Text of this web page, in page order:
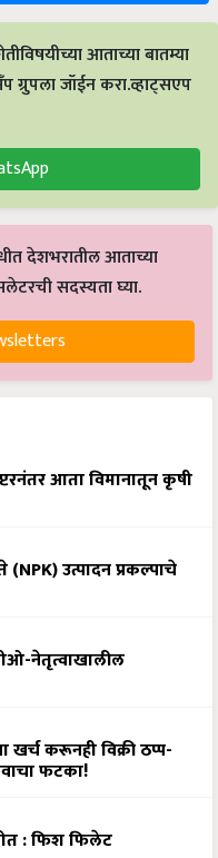
आताच्या बातम्या
ग्रुपला जॉईन करा.व्हाट्सएप
देशभरातील आताच्या
सदस्यता घ्या.
आता विमानातून कृषी
(NPK) उत्पादन प्रकल्पाचे
नेतृत्वाखालील
करूनही विक्री ठप्प-
फटका!
: फिश फिलेट